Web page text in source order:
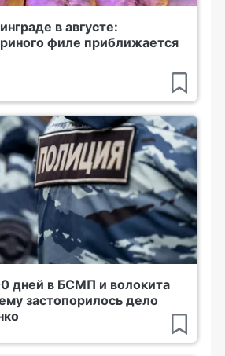
в августе:
филе приближается
дней в БСМП и волокита
застопорилось дело